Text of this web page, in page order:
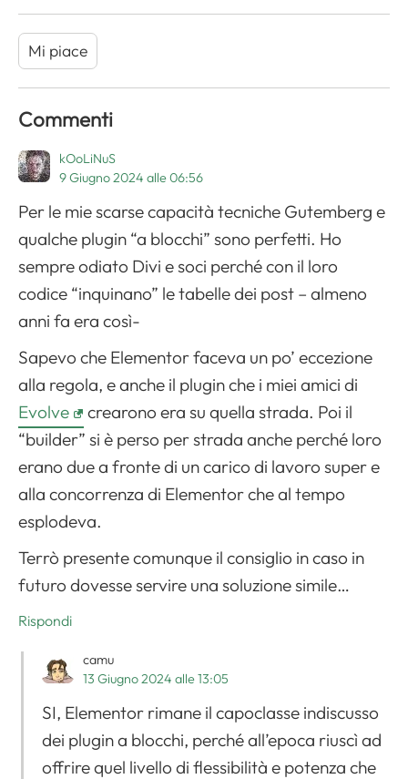
Mi piace
Commenti
kOoLiNuS
9 Giugno 2024 alle 06:56
Per le mie scarse capacità tecniche Gutemberg e
qualche plugin “a blocchi” sono perfetti. Ho
sempre odiato Divi e soci perché con il loro
codice “inquinano” le tabelle dei post – almeno
anni fa era così-
Sapevo che Elementor faceva un po’ eccezione
alla regola, e anche il plugin che i miei amici di
Evolve
crearono era su quella strada. Poi il
“builder” si è perso per strada anche perché loro
erano due a fronte di un carico di lavoro super e
alla concorrenza di Elementor che al tempo
esplodeva.
Terrò presente comunque il consiglio in caso in
futuro dovesse servire una soluzione simile…
Rispondi
camu
13 Giugno 2024 alle 13:05
SI, Elementor rimane il capoclasse indiscusso
dei plugin a blocchi, perché all’epoca riuscì ad
offrire quel livello di flessibilità e potenza che